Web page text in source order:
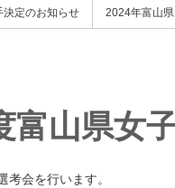
定のお知らせ 2024年富山
富山県女
考会を行います。